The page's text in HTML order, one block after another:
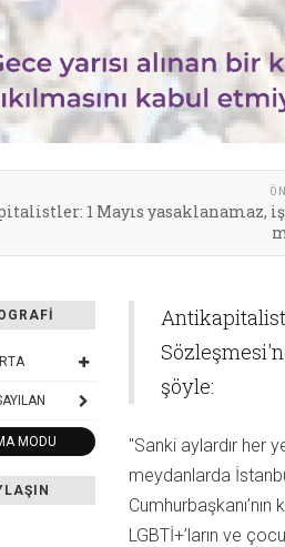
1 Mayıs yasaklanamaz,
MODU
Antikapitalist
şöyle:
"Sanki aylardır her
meydanlarda
LGBTİ+’ların ve